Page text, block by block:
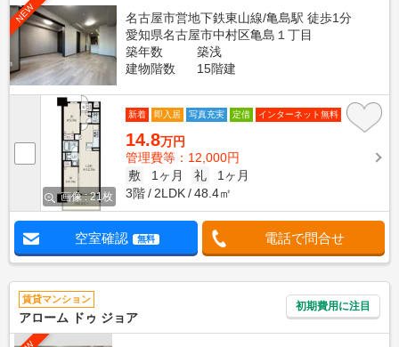
NEW
名古屋市営地下鉄東山線/亀島駅 徒歩1分
愛知県名古屋市中村区亀島１丁目
築年数
築浅
建物階数
15階建
画像 : 21枚
新着 即入居 写真充実 定借 インターネット無料
14.8万円
管理費等：12,000円
敷
1ヶ月 礼
1ヶ月
3階
2LDK 48.4㎡
空室確認 無料 電話で問合せ
賃貸マンション
アローム ドゥ ジョア
初期費用に注目